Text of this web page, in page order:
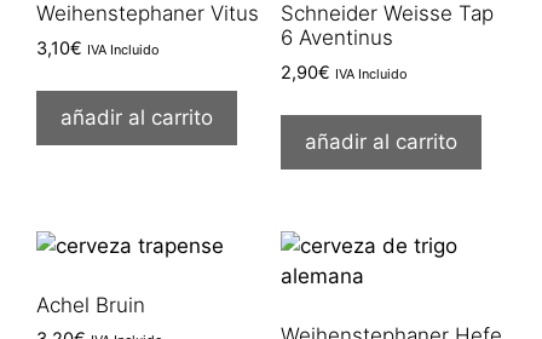
Weihenstephaner Vitus
3,10€ IVA Incluido
añadir al carrito
Schneider Weisse Tap
6 Aventinus
2,90€ IVA Incluido
añadir al carrito
Achel Bruin